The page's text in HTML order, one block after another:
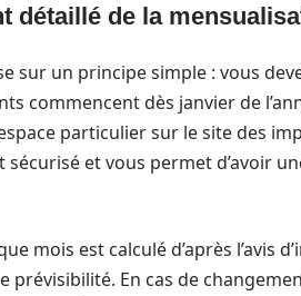
détaillé de la
sur un principe simple : vous
commencent dès janvier de
particulier sur le site des
sécurisé et vous permet d’avoir
mois est calculé d’après l’avis
prévisibilité. En cas de